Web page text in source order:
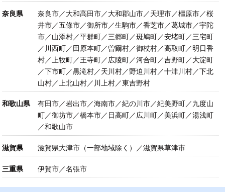
奈良県
奈良市／大和高田市／大和郡山市／天理市／橿原市／桜
井市／五條市／御所市／生駒市／香芝市／葛城市／宇陀
市／山添村／平群町／三郷町／斑鳩町／安堵町／三宅町
／川西町／田原本町／曽爾村／御杖村／高取町／明日香
村／上牧町／王寺町／広陵町／河合町／吉野町／大淀町
／下市町／黒滝村／天川村／野迫川村／十津川村／下北
山村／上北山村／川上村／東吉野村
和歌山県
有田市／岩出市／海南市／紀の川市／紀美野町／九度山
町／御坊市／橋本市／日高町／広川町／美浜町／湯浅町
／和歌山市
滋賀県 滋賀県大津市（一部地域除く）／滋賀県草津市
三重県 伊賀市／名張市